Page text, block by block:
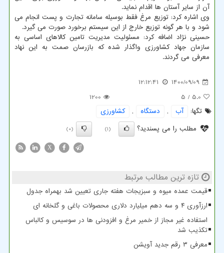
آن از سایر آستان ها اقدام نماید.
وی اشاره کرد: توزیع مرغ فقط بوسیله سامانه تجارت و پست انجام می
شود و با هر گونه توزیع خارج از این سیستم برخورد صورت می گیرد.
حسینی نژاد اضافه کرد: مسئولیت مدیریت تامین کالاهای اساسی به
سازمان جهاد کشاورزی واگذار شده که بازرسان صمت به این نهاد
معرفی می گردند.
1400/09/09
12:12:41
5.0
/ 5
1200
تگها:
آب , دستگاه ,
كشاورزی
مطلب را می پسندید؟
(1)
(0)
X
تازه ترین مطالب مرتبط
قیمت عمده میوه و سبزیجات هفته جاری تعیین شد بهمراه جدول
ارزآوری ۴ و سه دهم میلیارد دلاری محصولات باغی و گلخانه ای
استفاده غیر مجاز از خمیر مرغ و افزودنی ها در سوسیس و کالباس
تکذیب شد
معرفی ۳ رقم جدید آویشن